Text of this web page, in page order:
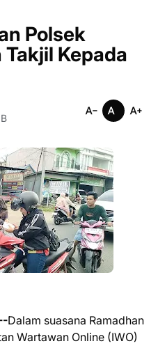
Polsek
Kepada
Dalam suasana Ramadhan
Wartawan Online (IWO)